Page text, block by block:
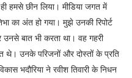
ही हमसे छीन लिया। मीडिया जगत में
का अंत हो गया। मुझे उनकी रिपोर्ट
बात भी करता था। वह गहरी
थे। उनके परिजनों और दोस्तों के प्रति
भदौरिया ने रवीश तिवारी के निधन